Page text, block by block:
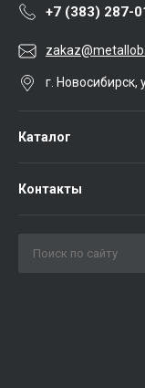
+7 (383) 287-
г. Новосибирск,
Каталог
Контакты